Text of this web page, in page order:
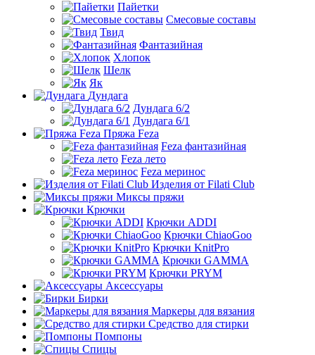
Пайетки
Смесовые составы
Твид
Фантазийная
Хлопок
Шелк
Як
Дундага
Дундага 6/2
Дундага 6/1
Пряжа Feza
Feza фантазийная
Feza лето
Feza меринос
Изделия от Filati Club
Миксы пряжи
Крючки
Крючки ADDI
Крючки ChiaoGoo
Крючки KnitPro
Крючки GAMMA
Крючки PRYM
Аксессуары
Бирки
Маркеры для вязания
Средство для стирки
Помпоны
Спицы